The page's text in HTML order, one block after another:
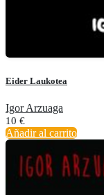
Eider Laukotea
Igor Arzuaga
10 €
Añadir al carrito